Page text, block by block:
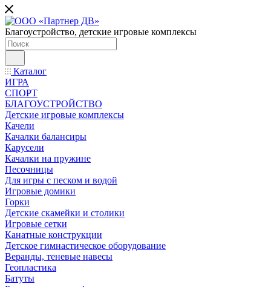
Благоустройство, детские игровые комплексы
Каталог
ИГРА
СПОРТ
БЛАГОУСТРОЙСТВО
Детские игровые комплексы
Качели
Качалки балансиры
Карусели
Качалки на пружине
Песочницы
Для игры с песком и водой
Игровые домики
Горки
Детские скамейки и столики
Игровые сетки
Канатные конструкции
Детское гимнастическое оборудование
Веранды, теневые навесы
Геопластика
Батуты